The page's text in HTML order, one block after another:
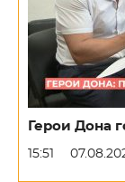
Герои Дона
15:51